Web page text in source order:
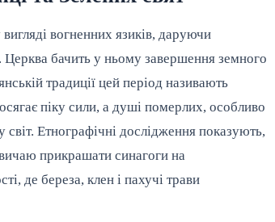
вогненних язиків, даруючи
Церква бачить у ньому завершення земного
традиції цей період називають
піку сили, а душі померлих, особливо
Етнографічні дослідження показують,
прикрашати синагоги на
де береза, клен і пахучі трави